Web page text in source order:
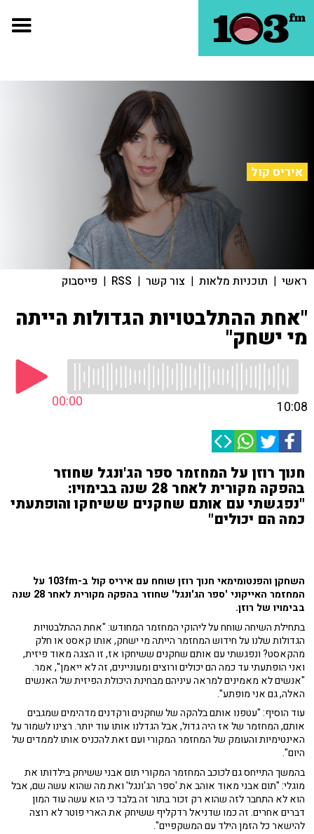
איריס קול
ראשי | תוכניות מלאות | צור קשר |
RSS
| פייסבוק
"אחת ההתלבטויות הגדולות הייתה
מי ישחק"
00:00 10:08
חנוך רוזן על המחזמר ספר הג'ונגל שחוזר
בהפקה מקורית לאחר 28 שנה בבימויו:
"נפגשתי עם אותם שחקנים ששיחקו והופתעתי
כמה הם יכולים"
השחקן והפנטומימאי חנוך רוזן שוחח עם איריס קול ב-103fm על
המחזמר האייקוני 'ספר הג'ונגל' שחוזר בהפקה מקורית לאחר 28 שנה
בבימויו של רוזן.
בתחילת השיחה שוחח על ליהוקי המחזמר המחודש: "אחת ההתלבטויות
הגדולות שלנו על חידוש המחזמר הייתה מי ישחק, אותו קאסט או חלק
מהקאסט? ונפגשתי עם אותם שחקנים ששיחקו אז, זו הצגה מאוד פיזית,
ואני הופתעתי עד כמה הם יכולים ורוצים ומעוניינים, זה לא ייאמן", אמר.
"אנשים לא מאמינים למראה עיניהם מבחינת היכולת הפיזית של האנשים
האלה, גם אני מופתע".
עוד הוסיף: "עטפנו אותם בלהקה של שחקנים ורקדנים מדהימים שמגבים
אותם, המחזמר של אז היה גדול, אבל הגדלנו אותו עוד יותר. רצינו לשמור על
האינטימיות והעומק של המחזמר המקורי ועם זאת להכניס אותו לממדים של
היום".
בהמשך התייחס גם לכוכב המחזמר המקורי תום אבני ששיחק בילדותו את
מוגלי: "תום אבני מאוד אוהב את 'ספר הג'ונגל' ואת מה שהוא עשה שם, אבל
הוא לא התחבר לזה שהוא רק זכור בתור זה בלבד כי הוא עשה עוד המון
דברים אחרים. זה כמו שדניאל רדקליף ששיחק את הארי פוטר לא רוצה
להישאר כל הזמן הילד עם המשקפיים".